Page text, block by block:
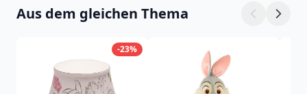
Aus dem gleichen Thema
-23%